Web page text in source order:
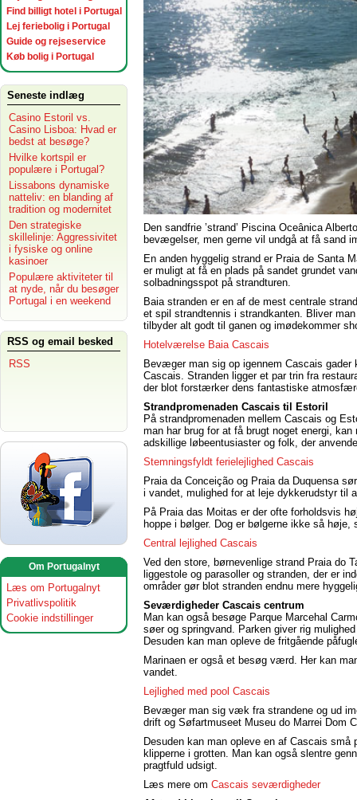
Find billigt hotel i Portugal
Lej feriebolig i Portugal
Guide og rejseservice
Køb bolig i Portugal
Seneste indlæg
Casino Estoril vs.
Casino Lisboa: Hvad er
bedst at besøge?
Hvilke kortspil er
populære i Portugal?
Lissabons dynamiske
natteliv: en blanding af
tradition og modernitet
Den strategiske
skillelinje: Aggressivitet
i fysiske og online
kasinoer
Populære aktiviteter til
at nyde, når du besøger
Portugal i en weekend
RSS og email besked
RSS
Om Portugalnyt
Læs om Portugalnyt
Privatlivspolitik
Cookie indstillinger
Den sandfrie ’strand’ Piscina Oceânica
bevægelser, men gerne vil undgå at få sand
En anden hyggelig strand er Praia de Santa
er muligt at få en plads på sandet grundet
solbadningsspot på strandturen.
Baia stranden er en af de mest centrale
et spil strandtennis i strandkanten. Bliver
tilbyder alt godt til ganen og imødekommer
Hotelværelse Baia Cascais
Bevæger man sig op igennem Cascais
Cascais. Stranden ligger et par trin fra
der blot forstærker dens fantastiske
Strandpromenaden Cascais til Estoril
På strandpromenaden mellem Cascais og
man har brug for at få brugt noget energi,
adskillige løbeentusiaster og folk, der
Stemningsfyldt ferielejlighed Cascais
Praia da Conceição og Praia da Duquensa
i vandet, mulighed for at leje dykkerudstyr til
På Praia das Moitas er der ofte forholdsvis
hoppe i bølger. Dog er bølgerne ikke så høje,
Central lejlighed Cascais
Ved den store, børnevenlige strand Praia do
liggestole og parasoller og stranden, der er
områder gør blot stranden endnu mere
Seværdigheder Cascais centrum
Man kan også besøge Parque Marcehal
søer og springvand. Parken giver rig
Desuden kan man opleve de fritgående
Marinaen er også et besøg værd. Her kan
vandet.
Lejlighed med pool Cascais
Bevæger man sig væk fra strandene og ud
drift og Søfartmuseet Museu do Marrei Dom
Desuden kan man opleve en af Cascais
klipperne i grotten. Man kan også slentre
pragtfuld udsigt.
Læs mere om Cascais seværdigheder